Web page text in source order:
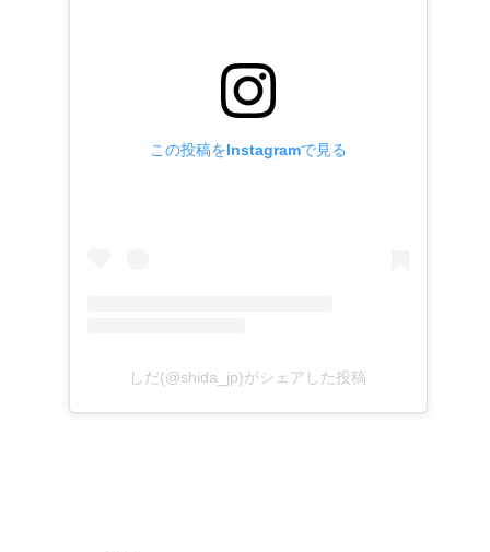
この投稿をInstagramで見る
しだ(@shida_jp)がシェアした投稿